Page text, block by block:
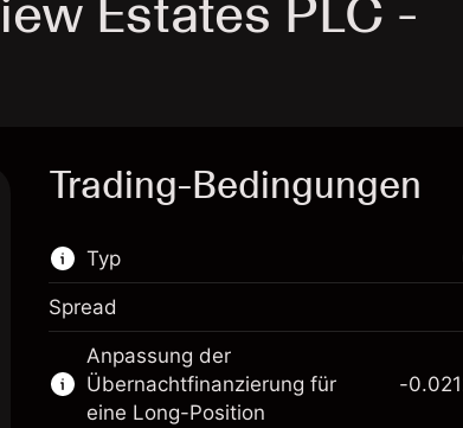
Estates PLC -
Trading-Bedingungen
Typ
Dieser Finanzmarkt steht für das CFD-
zur Verfügung.
Erfahren Sie mehr über:
Spread
Anpassung der
Übernachtfinanzierung für
eine Long-Position
-